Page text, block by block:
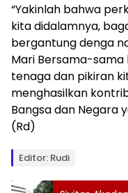
“Yakinlah bahwa
kita didalamnya,
bergantung denga
Mari Bersama-
tenaga dan pikiran
menghasilkan
Bangsa dan Negara
(Rd)
Editor: Rudi